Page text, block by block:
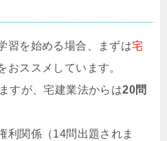
習を始める場合、まずは宅
おススメしています。
すが、宅建業法からは20問
利関係（14問出題されま